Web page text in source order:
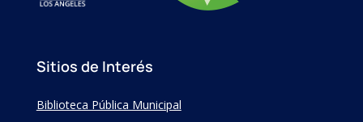
Sitios de Interés
Biblioteca Pública Municipal